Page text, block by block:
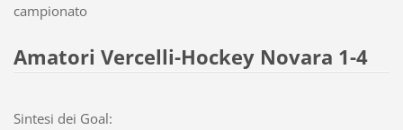
campionato
Amatori Vercelli-Hockey Novara 1-4
Sintesi dei Goal: